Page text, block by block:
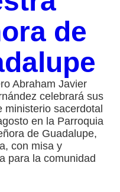
de
Abraham Javier
celebrará sus
ministerio sacerdotal
en la Parroquia
de Guadalupe,
con misa y
para la comunidad